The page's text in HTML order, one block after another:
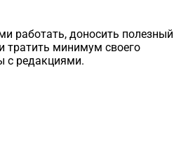
работать, доносить полезный
тратить минимум своего
с редакциями.